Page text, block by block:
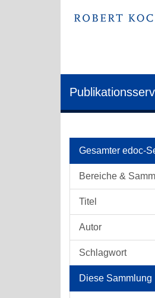
Gesamter edoc-
Bereiche &
Titel
Autor
Schlagwort
Diese Sammlung